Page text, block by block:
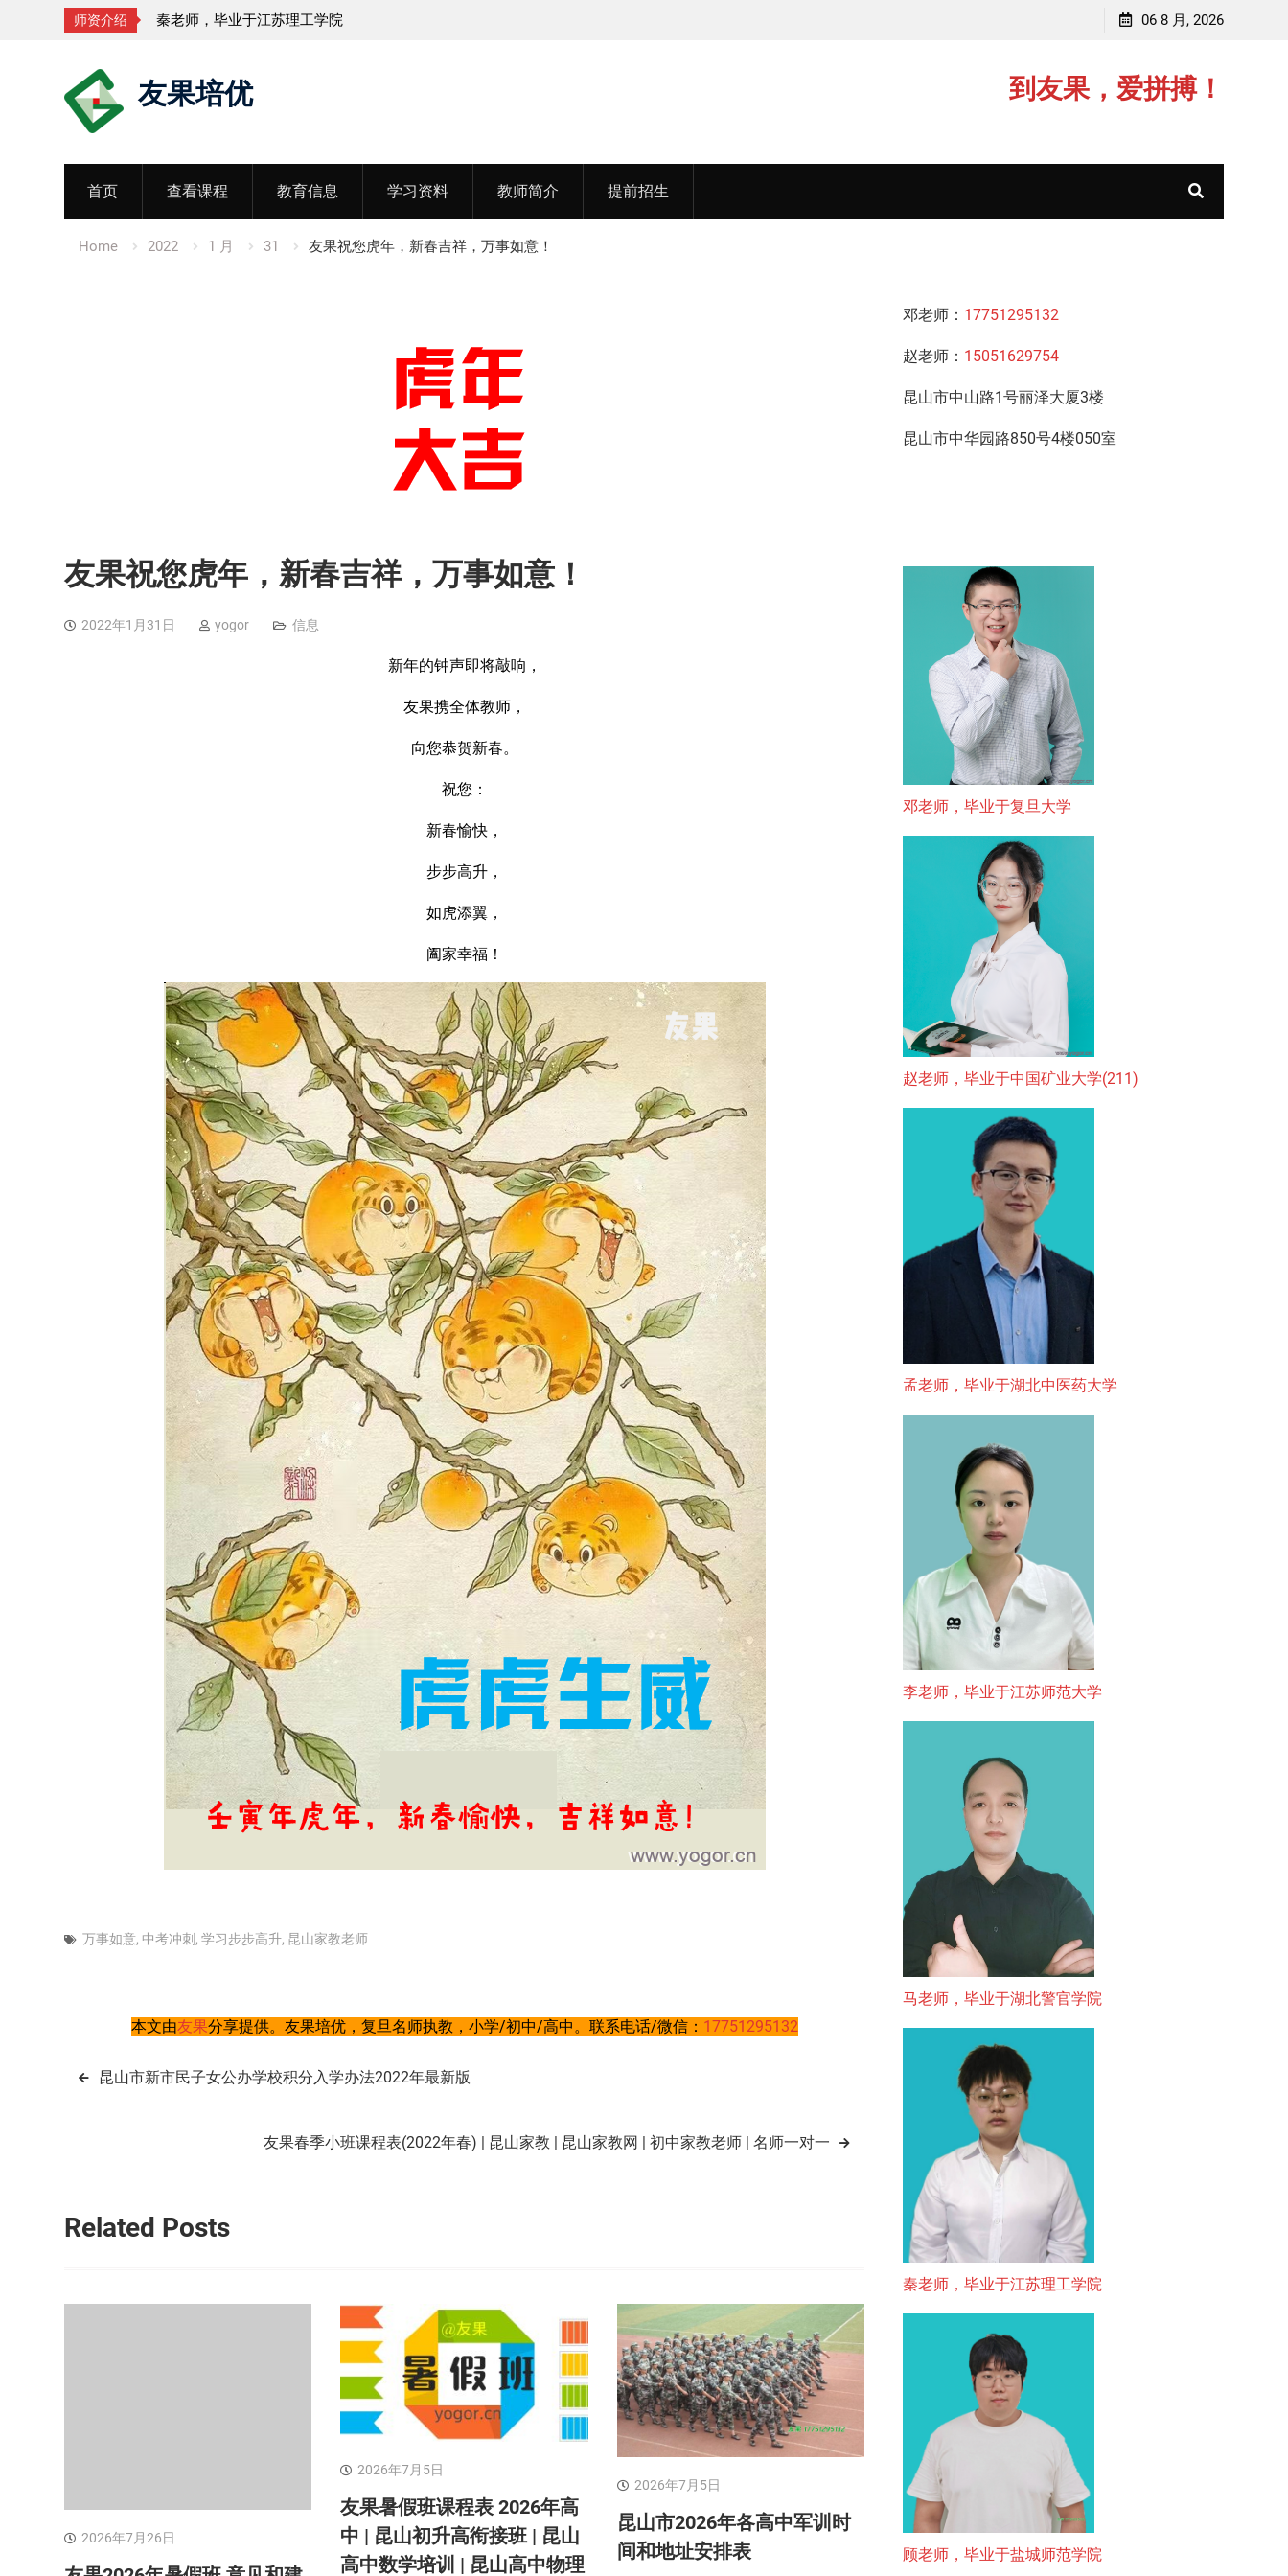
师资介绍
江苏理工学院 孟老师，毕业于湖北中医药大学 赵老师，毕业于中国矿业大学(211)
06 8 月, 2026
友果培优 到友果，爱拼搏！
首页 查看课程 教育信息 学习资料 教师简介 提前招生
Home 2022 1 月 31 友果祝您虎年，新春吉祥，万事如意！
友果祝您虎年，新春吉祥，万事如意！
2022年1月31日 yogor 信息
新年的钟声即将敲响，
友果携全体教师，
向您恭贺新春。
祝您：
新春愉快，
步步高升，
如虎添翼，
阖家幸福！
万事如意, 中考冲刺 , 学习步步高升, 昆山家教老师
本文由友果分享提供。友果培优，复旦名师执教，小学/初中/高中。联系电话/微信： 17751295132
文 昆山市新市民子女公办学校积分入学办法2022年最新版
友果春季小班课程表(2022年春) | 昆山家教 | 昆山家教网 | 初中家教老师 | 名师一对一
Related Posts
2026年7月26日
2026年7月5日
友果暑假班课程表 2026年高
中 | 昆山初升高衔接班 | 昆山
高中数学培训 | 昆山高中物理
2026年7月5日
昆山市2026年各高中军训时
间和地址安排表
邓老师： 17751295132
赵老师： 15051629754
昆山市中山路1号丽泽大厦3楼
昆山市中华园路850号4楼050室
邓老师，毕业于复旦大学
赵老师，毕业于中国矿业大学(211)
孟老师，毕业于湖北中医药大学
李老师，毕业于江苏师范大学
马老师，毕业于湖北警官学院
秦老师，毕业于江苏理工学院
顾老师，毕业于盐城师范学院